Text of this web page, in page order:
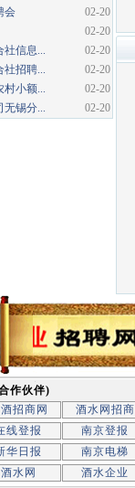
02-20
会
02-20
02-20
社信息...
02-20
社招聘...
02-20
村小额...
02-20
无锡分...
作伙伴)
招商网 酒水网招商
线登报 南京登报
华日报 南京电梯
酒水网 酒水企业